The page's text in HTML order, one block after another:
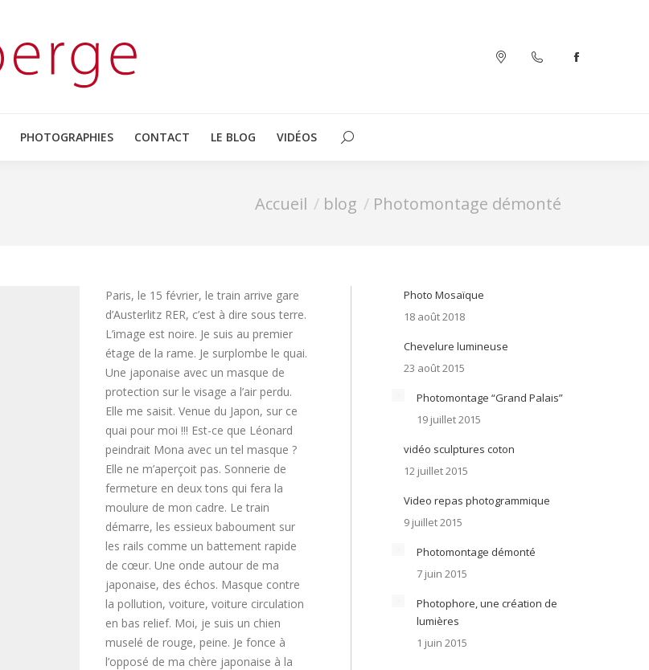
PHOTOGRAPHIES CONTACT LE BLOG VIDÉOS
Recherche
Vous êtes ici :
Accueil blog Photomontage démonté
Paris, le 15 février, le train arrive gare
d’Austerlitz RER, c’est à dire sous terre.
L’image est noire. Je suis au premier
étage de la rame. Je surplombe le quai.
Une japonaise avec un masque de
protection sur le visage a l’air perdu.
Elle me saisit. Venue du Japon, sur ce
quai pour moi !!! Est-ce que Léonard
peindrait Mona avec un tel masque ?
Elle ne m’aperçoit pas. Sonnerie de
fermeture en deux tons qui fera la
moulure de mon cadre. Le train
démarre, les essieux baboument sur
les rails comme un battement rapide
de cœur. Une onde autour de ma
japonaise, des échos. Masque contre
la pollution, voiture, voiture circulation
en bas relief. Moi, je suis un chien
muselé de rouge, peine. Je fonce à
l’opposé de ma chère japonaise à la
Photo Mosaïque
18 août 2018
Chevelure lumineuse
23 août 2015
Photomontage “Grand Palais”
19 juillet 2015
vidéo sculptures coton
12 juillet 2015
Video repas photogrammique
9 juillet 2015
Photomontage démonté
7 juin 2015
Photophore, une création de
lumières
1 juin 2015